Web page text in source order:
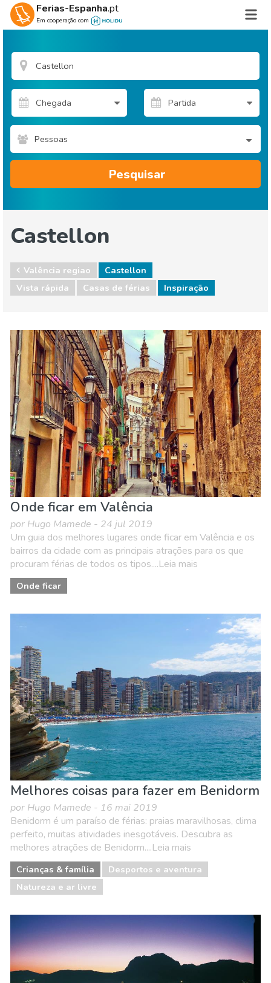
Ferias-Espanha.pt
Em cooperação com
Pessoas
Pesquisar
Castellon
Valência regiao
Castellon
Vista rápida
Casas de férias Inspiração
Comida & Restaurantes
Compras
Crianças & família
Desportos e aventura
Eventos locais
Museu & Arte
Natureza e ar livre
Noite
Onde ficar Praias
Onde ficar em Valência
por Hugo Mamede - 24 jul 2019
Um guia dos melhores lugares onde ficar em Valência e os
bairros da cidade com as principais atrações para os que
procuram férias de todos os tipos....Leia mais
Onde ficar
Melhores coisas para fazer em Benidorm
por Hugo Mamede - 16 mai 2019
Benidorm é um paraíso de férias: praias maravilhosas, clima
perfeito, muitas atividades inesgotáveis. Descubra as
melhores atrações de Benidorm....Leia mais
Crianças & família
Desportos e aventura
Natureza e ar livre